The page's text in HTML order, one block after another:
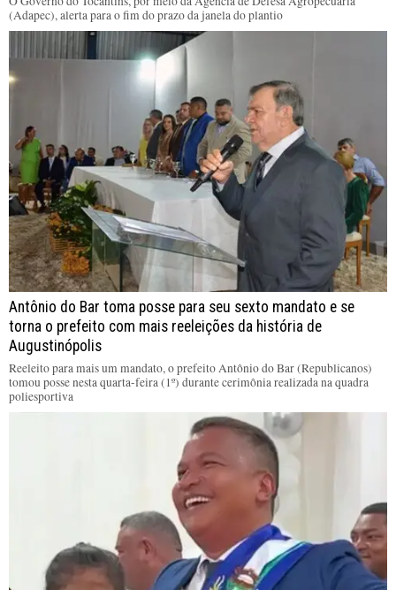
(Adapec), alerta para o fim do prazo da janela do plantio
Antônio do Bar toma posse para seu sexto mandato e se
torna o prefeito com mais reeleições da história de
Augustinópolis
Reeleito para mais um mandato, o prefeito Antônio do Bar (Republicanos)
tomou posse nesta quarta-feira (1º) durante cerimônia realizada na quadra
poliesportiva